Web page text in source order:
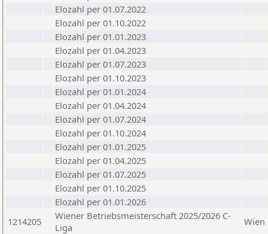
Elozahl per 01.07.2022
Elozahl per 01.10.2022
Elozahl per 01.01.2023
Elozahl per 01.04.2023
Elozahl per 01.07.2023
Elozahl per 01.10.2023
Elozahl per 01.01.2024
Elozahl per 01.04.2024
Elozahl per 01.07.2024
Elozahl per 01.10.2024
Elozahl per 01.01.2025
Elozahl per 01.04.2025
Elozahl per 01.07.2025
Elozahl per 01.10.2025
Elozahl per 01.01.2026
1214205
Wiener Betriebsmeisterschaft 2025/2026 C-
Liga
Wien